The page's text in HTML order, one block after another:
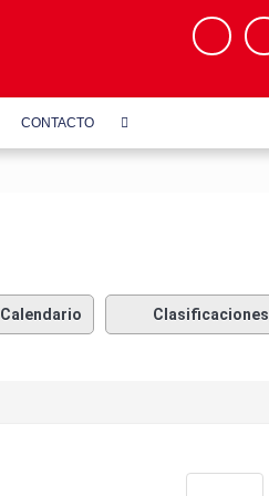
CONTACTO
Calendario Clasificaciones